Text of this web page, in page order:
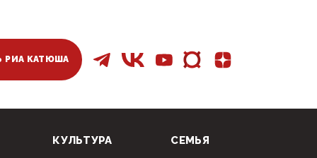
РИА КАТЮША
КУЛЬТУРА СЕМЬЯ